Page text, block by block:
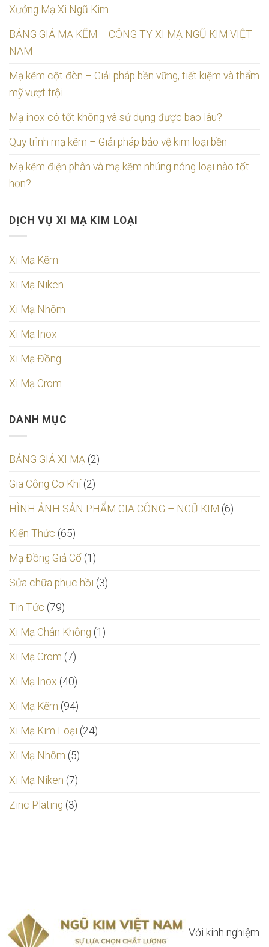
Xưởng Mạ Xi Ngũ Kim
BẢNG GIÁ MẠ KẼM – CÔNG TY XI MẠ NGŨ KIM VIỆT
NAM
Mạ kẽm cột đèn – Giải pháp bền vững, tiết kiệm và thẩm
mỹ vượt trội
Mạ inox có tốt không và sử dụng được bao lâu?
Quy trình mạ kẽm – Giải pháp bảo vệ kim loại bền
Mạ kẽm điện phân và mạ kẽm nhúng nóng loại nào tốt
hơn?
DỊCH VỤ XI MẠ KIM LOẠI
Xi Mạ Kẽm
Xi Mạ Niken
Xi Mạ Nhôm
Xi Mạ Inox
Xi Mạ Đồng
Xi Mạ Crom
DANH MỤC
BẢNG GIÁ XI MẠ (2)
Gia Công Cơ Khí (2)
HÌNH ẢNH SẢN PHẨM GIA CÔNG – NGŨ KIM (6)
Kiến Thức (65)
Mạ Đồng Giả Cổ (1)
Sửa chữa phục hồi (3)
Tin Tức (79)
Xi Mạ Chân Không (1)
Xi Mạ Crom (7)
Xi Mạ Inox (40)
Xi Mạ Kẽm (94)
Xi Mạ Kim Loại (24)
Xi Mạ Nhôm (5)
Xi Mạ Niken (7)
Zinc Plating (3)
Với kinh nghiệm